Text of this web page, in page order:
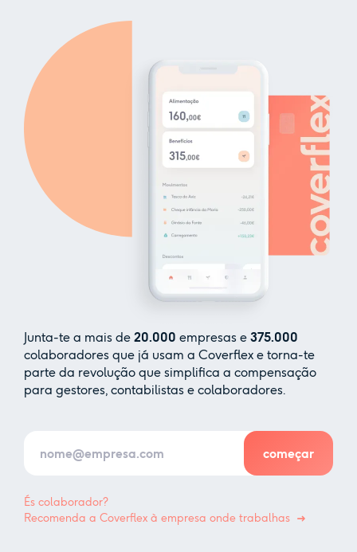
Junta-te a mais de 20.000 empresas e 375.000
colaboradores que já usam a Coverflex e torna-te
parte da revolução que simplifica a compensação
para gestores, contabilistas e colaboradores.
És colaborador?
Recomenda a Coverflex à empresa onde trabalhas